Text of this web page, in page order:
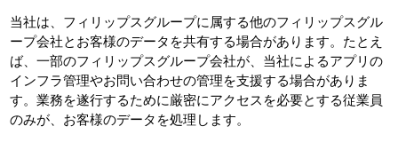
当社は、フィリップスグループに属する他のフィリップスグル
ープ会社とお客様のデータを共有する場合があります。たとえ
ば、一部のフィリップスグループ会社が、当社によるアプリの
インフラ管理やお問い合わせの管理を支援する場合がありま
す。業務を遂行するために厳密にアクセスを必要とする従業員
のみが、お客様のデータを処理します。